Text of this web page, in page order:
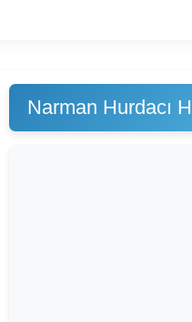
Narman Hurdacı